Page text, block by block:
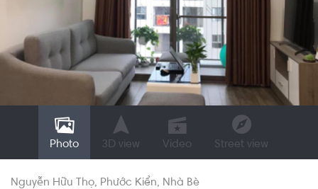
Photo 3D view Video Street view
Nguyễn Hữu Thọ Phước Kiển Nhà Bè